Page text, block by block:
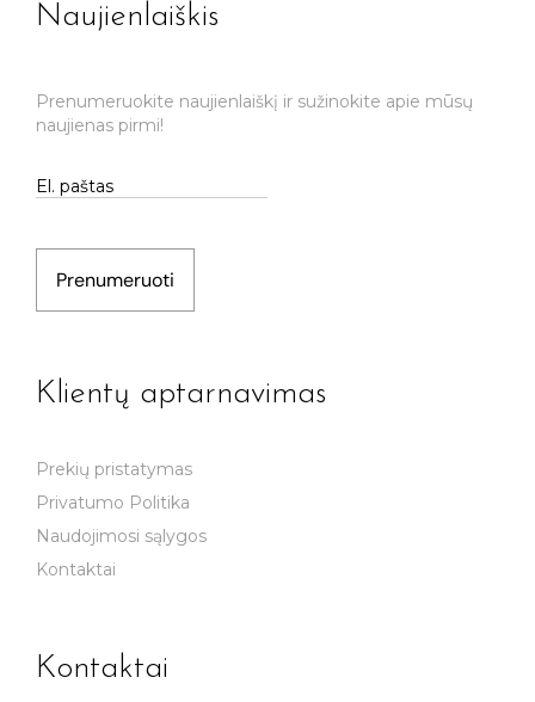
Naujienlaiškis
Prenumeruokite naujienlaiškį ir sužinokite apie mūsų
naujienas pirmi!
Prenumeruoti
Klientų aptarnavimas
Prekių pristatymas
Privatumo Politika
Naudojimosi sąlygos
Kontaktai
Kontaktai